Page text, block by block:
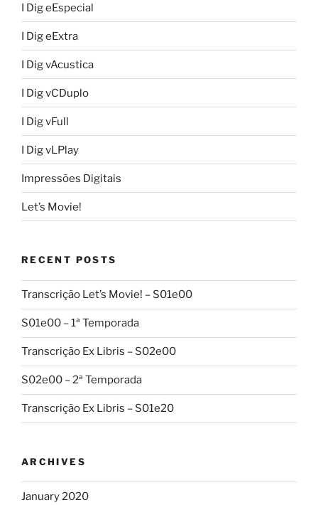
I Dig eEspecial
I Dig eExtra
I Dig vAcustica
I Dig vCDuplo
I Dig vFull
I Dig vLPlay
Impressões Digitais
Let’s Movie!
RECENT POSTS
Transcrição Let’s Movie! – S01e00
S01e00 – 1ª Temporada
Transcrição Ex Libris – S02e00
S02e00 – 2ª Temporada
Transcrição Ex Libris – S01e20
ARCHIVES
January 2020